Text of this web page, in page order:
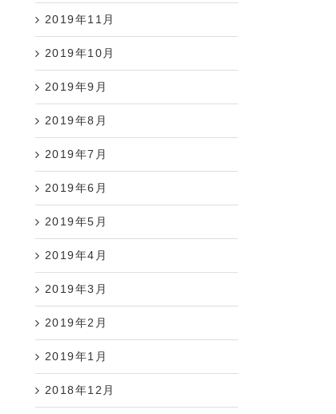
2019年11月
2019年10月
2019年9月
2019年8月
2019年7月
2019年6月
2019年5月
2019年4月
2019年3月
2019年2月
2019年1月
2018年12月